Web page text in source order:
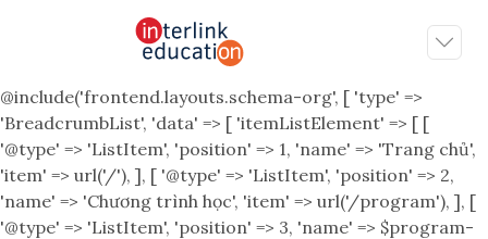
@include('frontend.layouts.schema-org', [ 'type' =>
'BreadcrumbList', 'data' => [ 'itemListElement' => [ [
'@type' => 'ListItem', 'position' => 1, 'name' => 'Trang chủ',
'item' => url('/'), ], [ '@type' => 'ListItem', 'position' => 2,
'name' => 'Chương trình học', 'item' => url('/program'), ], [
'@type' => 'ListItem', 'position' => 3, 'name' => $program-